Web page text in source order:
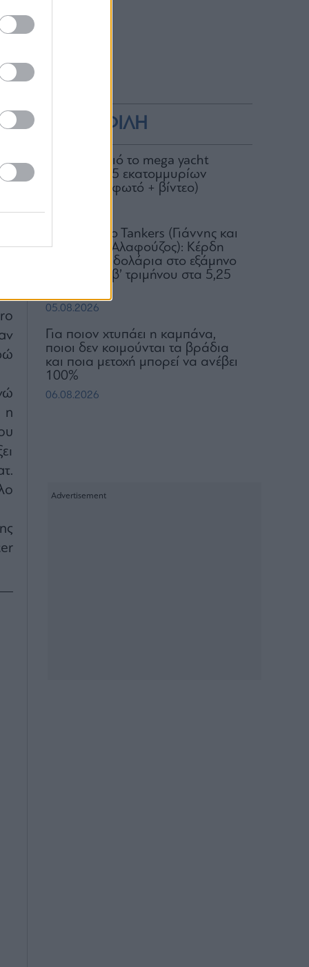
η
ΔΗΜΟΦΙΛΗ
Στον Σκορπιό το mega yacht
Loon των 75 εκατομμυρίων
δολαρίων (φωτό + βίντεο)
Okeanis Eco Tankers (Γιάννης και
Αριστείδης Αλαφούζος): Κέρδη
318,6 εκατ. δολάρια στο εξάμηνο
– Μέρισμα β’ τριμήνου στα 5,25
05.08.2026
Για ποιον χτυπάει η καμπάνα,
ποιοι δεν κοιμούνται τα βράδια
και ποια μετοχή μπορεί να ανέβει
100%
06.08.2026